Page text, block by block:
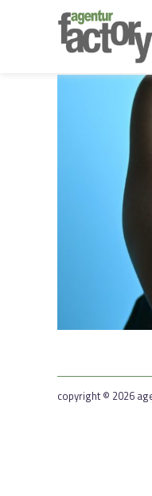
copyright © 2026